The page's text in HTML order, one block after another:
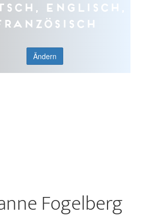
Englisch,
Ändern
Fogelberg